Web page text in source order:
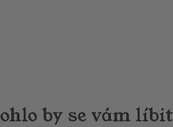
by se vám líbit